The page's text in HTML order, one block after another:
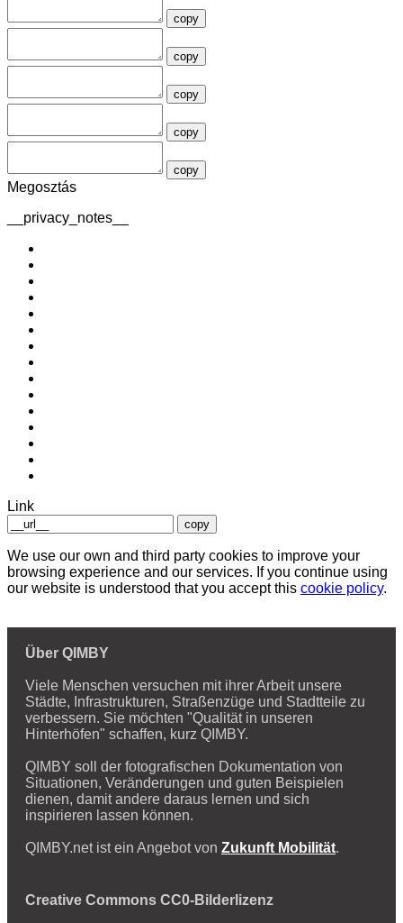
copy
copy
copy
copy
copy
Megosztás
__privacy_notes__
Link
copy
We use our own and third party cookies to improve your
browsing experience and our services. If you continue using
our website is understood that you accept this cookie policy.
Über QIMBY
Viele Menschen versuchen mit ihrer Arbeit unsere
Städte, Infrastrukturen, Straßenzüge und Stadtteile zu
verbessern. Sie möchten "Qualität in unseren
Hinterhöfen" schaffen, kurz QIMBY.
QIMBY soll der fotografischen Dokumentation von
Situationen, Veränderungen und guten Beispielen
dienen, damit andere daraus lernen und sich
inspirieren lassen können.
QIMBY.net ist ein Angebot von Zukunft Mobilität.
Creative Commons CC0-Bilderlizenz